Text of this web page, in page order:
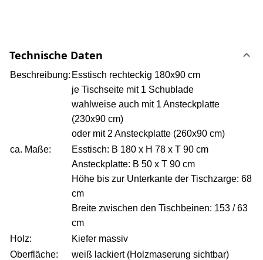
Technische Daten
Beschreibung: Esstisch rechteckig 180x90 cm
je Tischseite mit 1 Schublade
wahlweise auch mit 1 Ansteckplatte
(230x90 cm)
oder mit 2 Ansteckplatte (260x90 cm)
ca. Maße:
Esstisch: B 180 x H 78 x T 90 cm
Ansteckplatte: B 50 x T 90 cm
Höhe bis zur Unterkante der Tischzarge: 68
cm
Breite zwischen den Tischbeinen: 153 / 63
cm
Holz:
Kiefer massiv
Oberfläche:
weiß lackiert (Holzmaserung sichtbar)